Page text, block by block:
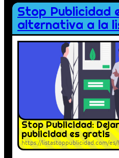
Stop Publicidad
alternativa a la
Stop Publicidad:
publicidad es gratis
https://listastoppublicidad.com/es/